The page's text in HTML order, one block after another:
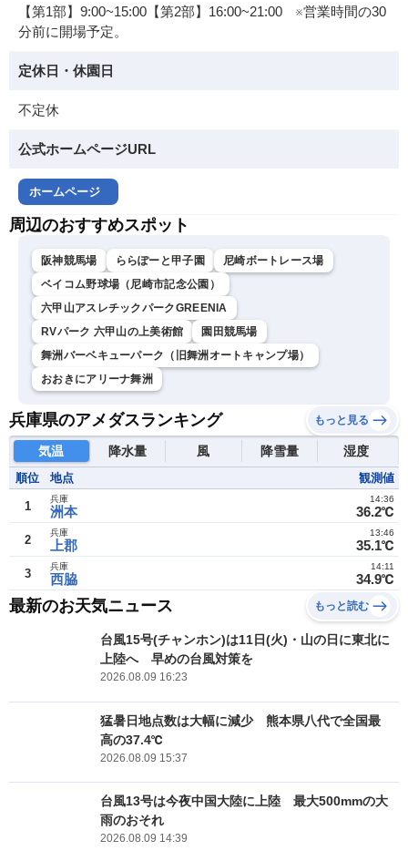
【第1部】9:00~15:00【第2部】16:00~21:00 ※営業時間の30
分前に開場予定。
定休日・休園日
不定休
公式ホームページURL
ホームページ
周辺のおすすめスポット
阪神競馬場 ららぽーと甲子園
尼崎ボートレース場
ベイコム野球場（尼崎市記念公園）
六甲山アスレチックパークGREENIA
RVパーク 六甲山の上美術館
園田競馬場
舞洲バーベキューパーク（旧舞洲オートキャンプ場）
おおきにアリーナ舞洲
兵庫県のアメダスランキング もっと見る
気温 降水量 風 降雪量 湿度
順位 地点 観測値
1 洲本
兵庫
36.2℃
14:36
2 上郡
兵庫
35.1℃
13:46
3 西脇
兵庫
34.9℃
14:11
最新のお天気ニュース もっと読む
台風15号(チャンホン)は11日(火)・山の日に東北に
上陸へ 早めの台風対策を
2026.08.09 16:23
猛暑日地点数は大幅に減少 熊本県八代で全国最
高の37.4℃
2026.08.09 15:37
台風13号は今夜中国大陸に上陸 最大500mmの大
雨のおそれ
2026.08.09 14:39